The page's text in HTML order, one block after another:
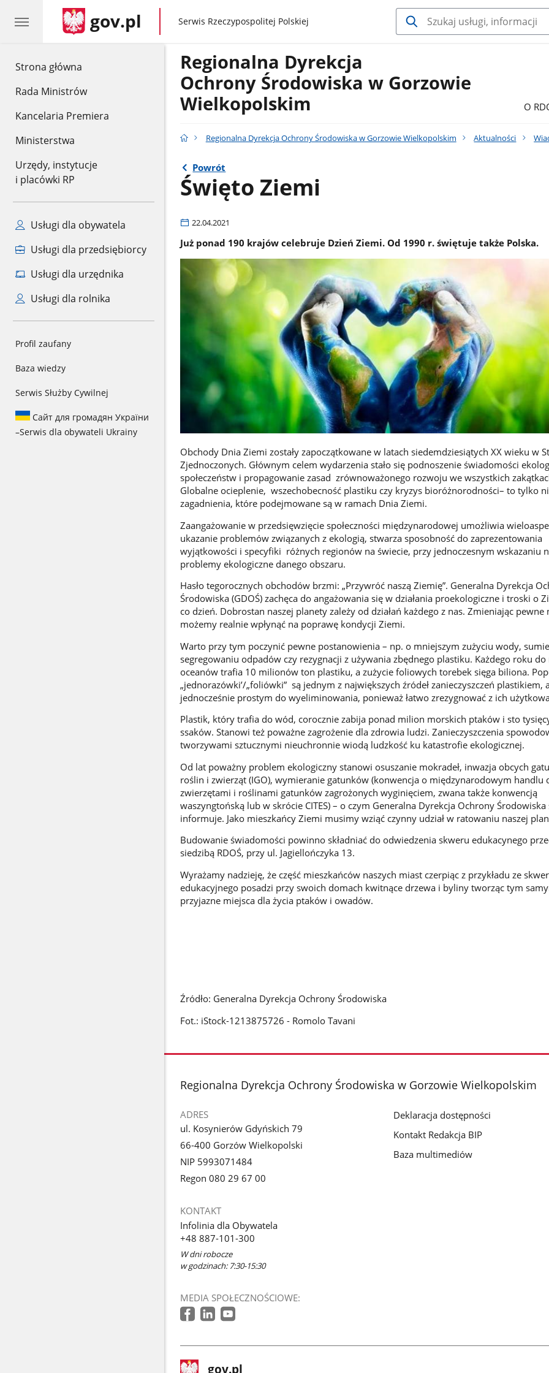
Strona główna
Rada Ministrów
Kancelaria Premiera
Ministerstwa
Urzędy, instytucje
i placówki RP
Usługi dla obywatela
Usługi dla przedsiębiorcy
Usługi dla urzędnika
Usługi dla rolnika
Profil zaufany
Baza wiedzy
Serwis Służby Cywilnej
Сайт для громадян України
–Serwis dla obywateli Ukrainy
gov.pl gov.pl
Serwis Rzeczypospolitej Polskiej
Regionalna Dyrekcja
Ochrony Środowiska w Gorzowie
Wielkopolskim
O
Regionalna Dyrekcja Ochrony Środowiska w Gorzowie Wielkopolskim Aktualności
Powrót
Święto Ziemi
22.04.2021
Już ponad 190 krajów celebruje Dzień Ziemi. Od 1990 r. świętuje także Polska.
Obchody Dnia Ziemi zostały zapoczątkowane w latach siedemdziesiątych XX wieku w
Zjednoczonych. Głównym celem wydarzenia stało się podnoszenie świadomości
społeczeństw i propagowanie zasad zrównoważonego rozwoju we wszystkich
Globalne ocieplenie, wszechobecność plastiku czy kryzys bioróżnorodności– to tylko
zagadnienia, które podejmowane są w ramach Dnia Ziemi.
Zaangażowanie w przedsięwzięcie społeczności międzynarodowej umożliwia
ukazanie problemów związanych z ekologią, stwarza sposobność do zaprezentowania
wyjątkowości i specyfiki różnych regionów na świecie, przy jednoczesnym wskazaniu
problemy ekologiczne danego obszaru.
Hasło tegorocznych obchodów brzmi: „Przywróć naszą Ziemię”. Generalna Dyrekcja
Środowiska (GDOŚ) zachęca do angażowania się w działania proekologiczne i troski o
co dzień. Dobrostan naszej planety zależy od działań każdego z nas. Zmieniając pewne
możemy realnie wpłynąć na poprawę kondycji Ziemi.
Warto przy tym poczynić pewne postanowienia – np. o mniejszym zużyciu wody,
segregowaniu odpadów czy rezygnacji z używania zbędnego plastiku. Każdego roku
oceanów trafia 10 milionów ton plastiku, a zużycie foliowych torebek sięga biliona.
„jednorazówki’/„foliówki” są jednym z największych źródeł zanieczyszczeń plastikiem,
jednocześnie prostym do wyeliminowania, ponieważ łatwo zrezygnować z ich
Plastik, który trafia do wód, corocznie zabija ponad milion morskich ptaków i sto
ssaków. Stanowi też poważne zagrożenie dla zdrowia ludzi. Zanieczyszczenia
tworzywami sztucznymi nieuchronnie wiodą ludzkość ku katastrofie ekologicznej.
Od lat poważny problem ekologiczny stanowi osuszanie mokradeł, inwazja obcych
roślin i zwierząt (IGO), wymieranie gatunków (konwencja o międzynarodowym handlu
zwierzętami i roślinami gatunków zagrożonych wyginięciem, zwana także konwencją
waszyngtońską lub w skrócie CITES) – o czym Generalna Dyrekcja Ochrony Środowiska
informuje. Jako mieszkańcy Ziemi musimy wziąć czynny udział w ratowaniu naszej
Budowanie świadomości powinno składniać do odwiedzenia skweru edukacynego
siedzibą RDOŚ, przy ul. Jagiellończyka 13.
Wyrażamy nadzieję, że część mieszkańców naszych miast czerpiąc z przykładu ze
edukacyjnego posadzi przy swoich domach kwitnące drzewa i byliny tworząc tym
przyjazne miejsca dla życia ptaków i owadów.
Źródło: Generalna Dyrekcja Ochrony Środowiska
Fot.: iStock-1213875726 - Romolo Tavani
stopka
Regionalna Dyrekcja Ochrony Środowiska w Gorzowie Wielkopolskim
ADRES
ul. Kosynierów Gdyńskich 79
66-400 Gorzów Wielkopolski
NIP 5993071484
Regon 080 29 67 00
KONTAKT
Infolinia dla Obywatela
+48 887-101-300
W dni robocze
w godzinach: 7:30-15:30
MEDIA SPOŁECZNOŚCIOWE:
Deklaracja dostępności
Kontakt Redakcja BIP
Baza multimediów
stopkaStrona
gov.pl